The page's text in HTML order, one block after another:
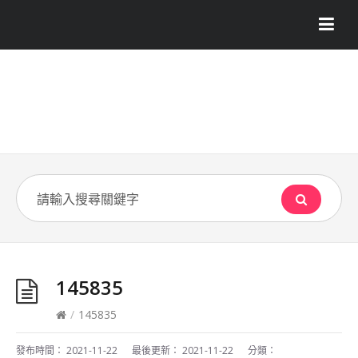
145835
/ 145835
發布時間： 2021-11-22 最後更新： 2021-11-22 分類：